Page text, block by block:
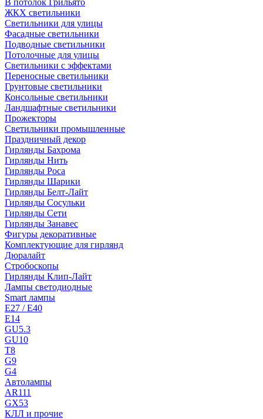
В потолок Грильято
ЖКХ светильники
Светильники для улицы
Фасадные светильники
Подводные светильники
Потолочные для улицы
Светильники с эффектами
Переносные светильники
Грунтовые светильники
Консольные светильники
Ландшафтные светильники
Прожекторы
Светильники промышленные
Праздничный декор
Гирлянды Бахрома
Гирлянды Нить
Гирлянды Роса
Гирлянды Шарики
Гирлянды Белт-Лайт
Гирлянды Сосульки
Гирлянды Сети
Гирлянды Занавес
Фигуры декоративные
Комплектующие для гирлянд
Дюралайт
Стробоскопы
Гирлянды Клип-Лайт
Лампы светодиодные
Smart лампы
E27 / E40
E14
GU5.3
GU10
T8
G9
G4
Автолампы
AR111
GX53
КЛЛ и прочие